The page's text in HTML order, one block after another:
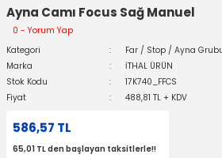
Ayna Camı Focus Sağ Manuel
0 - Yorum Yap
Kategori
Far / Stop / Ayna
Marka
İTHAL ÜRÜN
Stok Kodu
17K740_FFCS
Fiyat
488,81 TL + KDV
586,57 TL
65,01 TL den başlayan taksitlerle!!